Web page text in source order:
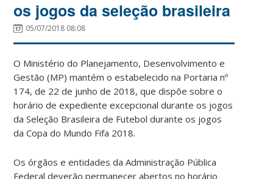
os jogos da seleção brasileira
05/07/2018 08:08
O Ministério do Planejamento, Desenvolvimento e
Gestão (MP) mantém o estabelecido na Portaria nº
174, de 22 de junho de 2018, que dispõe sobre o
horário de expediente excepcional durante os jogos
da Seleção Brasileira de Futebol durante os jogos
da Copa do Mundo Fifa 2018.
Os órgãos e entidades da Administração Pública
Federal deverão permanecer abertos no horário